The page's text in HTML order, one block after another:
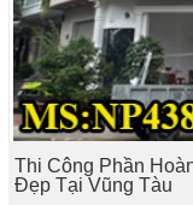
Thi Công Phần
Đẹp Tại Vũng Tàu